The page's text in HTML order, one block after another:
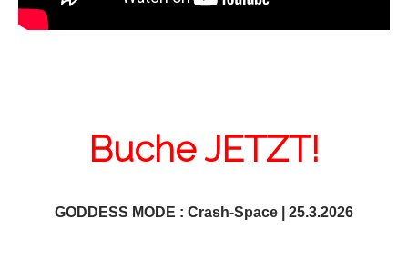
Buche JETZT!
GODDESS MODE : Crash-Space | 25.3.2026